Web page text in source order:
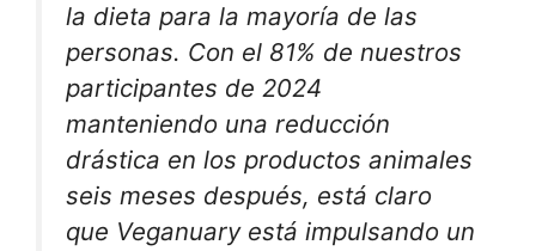
la dieta para la mayoría de las
personas. Con el 81% de nuestros
participantes de 2024
manteniendo una reducción
drástica en los productos animales
seis meses después, está claro
que Veganuary está impulsando un